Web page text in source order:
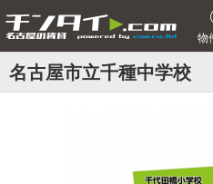
物
名古屋市立千種中学校